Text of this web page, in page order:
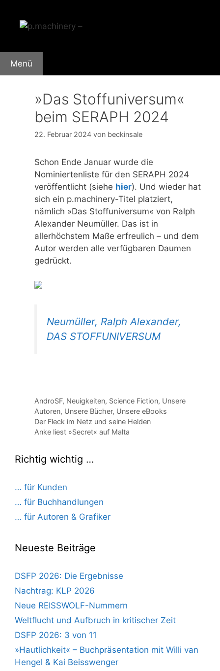
Inhalt
springen
Menü
»Das Stoffuniversum«
beim SERAPH 2024
22. Februar 2024 von beckinsale
Schon Ende Januar wurde die
Nominiertenliste für den SERAPH 2024
veröffentlicht (siehe hier). Und wieder hat
sich ein p.machinery-Titel platziert,
nämlich »Das Stoffuniversum« von Ralph
Alexander Neumüller. Das ist in
allerhöchstem Maße erfreulich – und dem
Autor werden alle verfügbaren Daumen
gedrückt.
Neumüller, Ralph Alexander,
DAS STOFFUNIVERSUM
Kategorien
AndroSF, Neuigkeiten, Science Fiction, Unsere
Autoren, Unsere Bücher, Unsere eBooks
Der Fleck im Netz und seine Helden
Anke liest »Secret« auf Malta
Richtig wichtig …
… für Kunden
… für Buchhandlungen
… für Autoren & Grafiker
Neueste Beiträge
DSFP 2026: Die Ergebnisse
Nachtrag: KLP 2026
Neue REISSWOLF-Nummern
Weltflucht und Aufbruch in kritischer Zeit
DSFP 2026: 3 von 11
»Hautlichkeit« – Buchpräsentation mit Willi van
Hengel & Kai Beisswenger